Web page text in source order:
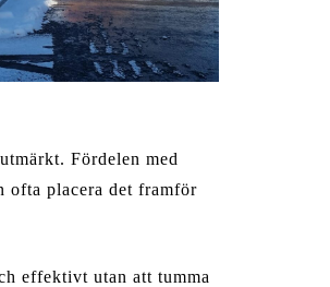
Fördelen med
ofta placera det framför
effektivt utan att tumma